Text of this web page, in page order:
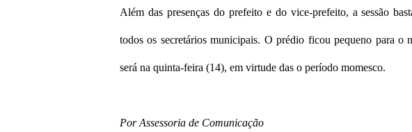
Além das presenças do prefeito e do vice-prefeito, a sessão
todos os secretários municipais. O prédio ficou pequeno para o
será na quinta-feira (14), em virtude das o período momesco.
Por Assessoria de Comunicação